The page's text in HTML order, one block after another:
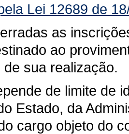
Lei 12689 de
as
ao
sua realização.
de limite de
Estado, da
cargo objeto do